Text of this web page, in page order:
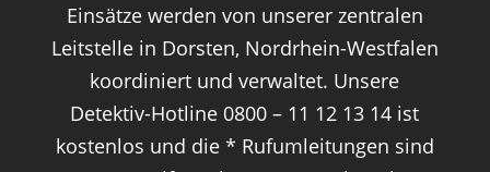
Einsätze werden von unserer zentralen
Leitstelle in Dorsten, Nordrhein-Westfalen
koordiniert und verwaltet. Unsere
Detektiv-Hotline 0800 – 11 12 13 14 ist
kostenlos und die * Rufumleitungen sind